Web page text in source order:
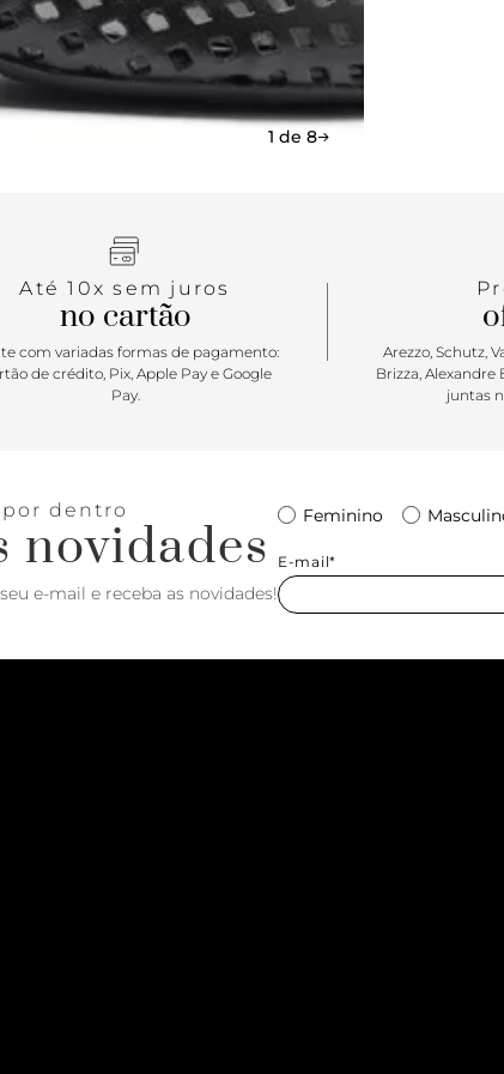
1 de 8
Até 10x sem juros
no cartão
com variadas formas de pagamento:
de crédito, Pix, Apple Pay e Google
Pay.
Arezzo, Schutz,
Brizza, Alexandre
juntas
dentro
novidades
e-mail e receba as novidades!
Feminino
E-mail*